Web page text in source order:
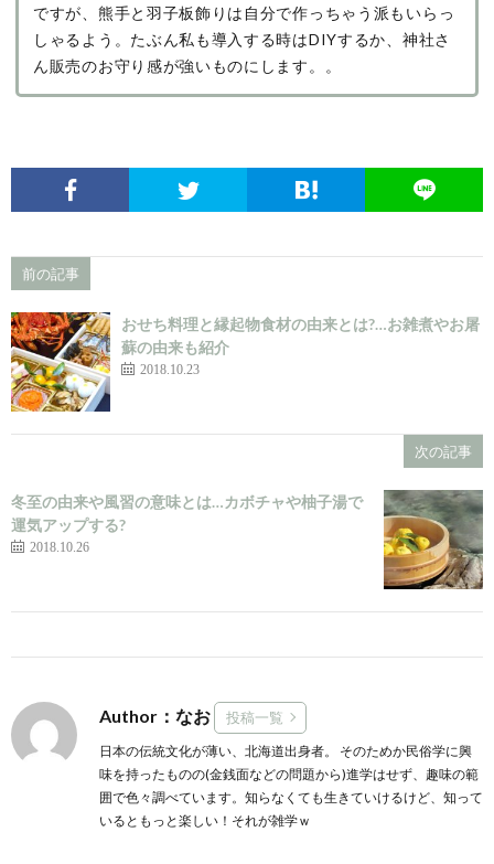
ですが、熊手と羽子板飾りは自分で作っちゃう派もいらっ
しゃるよう。たぶん私も導入する時はDIYするか、神社さ
ん販売のお守り感が強いものにします。。
前の記事
おせち料理と縁起物食材の由来とは?…お雑煮やお屠
蘇の由来も紹介
2018.10.23
次の記事
冬至の由来や風習の意味とは…カボチャや柚子湯で
運気アップする?
2018.10.26
Author：なお 投稿一覧
日本の伝統文化が薄い、北海道出身者。 そのためか民俗学に興
味を持ったものの(金銭面などの問題から)進学はせず、趣味の範
囲で色々調べています。知らなくても生きていけるけど、知って
いるともっと楽しい！それが雑学ｗ